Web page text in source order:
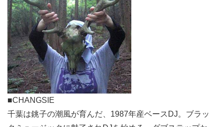
■CHANGSIE
千葉は銚子の潮風が育んだ、1987年産ベースDJ。ブラッ